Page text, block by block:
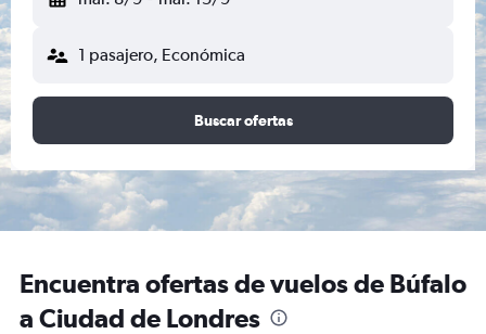
1 pasajero, Económica
Buscar ofertas
Encuentra ofertas de vuelos de Búfalo
a Ciudad de Londres